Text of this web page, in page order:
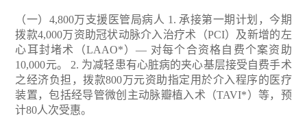
（一）4,800万支援医管局病人 1. 承接第一期计划，今期
拨款4,000万资助冠状动脉介入治疗术（PCI）及新增的左
心耳封堵术（LAAO*）— 对每个合资格自费个案资助
10,000元。
2. 为减轻患有心脏病的夹心基层接受自费手术
之经济负担，拨款800万元资助指定用於介入程序的医疗
装置，包括经导管微创主动脉瓣植入术（TAVI*）等，预
计80人次受惠。